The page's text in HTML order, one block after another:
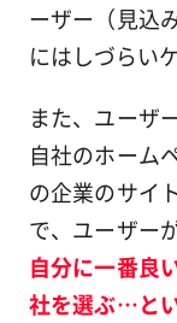
ーザー（見込
にはしづらい
また、ユーザ
自社のホーム
の企業のサイ
で、ユーザー
自分に一番良
社を選ぶ…と